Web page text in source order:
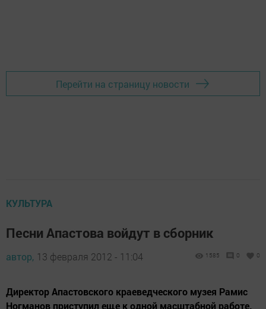
Перейти на страницу новости
КУЛЬТУРА
Песни Апастова войдут в сборник
автор, 13 февраля 2012 - 11:04 1585 0 0
Директор Апастовского краеведческого музея Рамис
Ногманов приступил еще к одной масштабной работе.